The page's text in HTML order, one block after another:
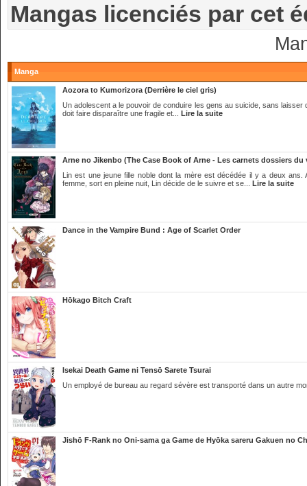
Mangas licenciés par cet
Manga
Aozora to Kumorizora (Derrière le ciel gris)
Un adolescent a le pouvoir de conduire les gens au suicide, sans laisser
doit faire disparaître une fragile et... Lire la suite
Arne no Jikenbo (The Case Book of Arne - Les carnets dossiers du
Lin est une jeune fille noble dont la mère est décédée il y a deux
femme, sort en pleine nuit, Lin décide de le suivre et se... Lire la suite
Dance in the Vampire Bund : Age of Scarlet Order
Hōkago Bitch Craft
Isekai Death Game ni Tensō Sarete Tsurai
Un employé de bureau au regard sévère est transporté dans un autre
Jishō F-Rank no Oni-sama ga Game de Hyōka sareru Gakuen no